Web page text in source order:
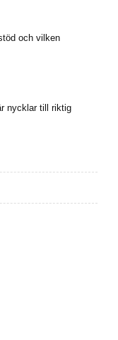
och vilken
nycklar till riktig